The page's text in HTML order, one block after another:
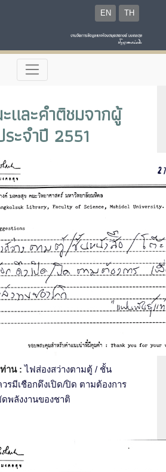
EN TH
และคำติชมจากผู้
ะจำปี 2551
ท่าน :ไฟส่องสว่างตามตู้ / ชั้น
รมีเชือกดึงเปิด/ปิด ตามต้องการ
พลังงานของชาติ